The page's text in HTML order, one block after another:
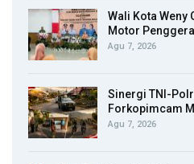
Wali Kota Weny
Motor
Agu 7, 2026
Sinergi TNI-
Forkopimcam
Agu 7, 2026